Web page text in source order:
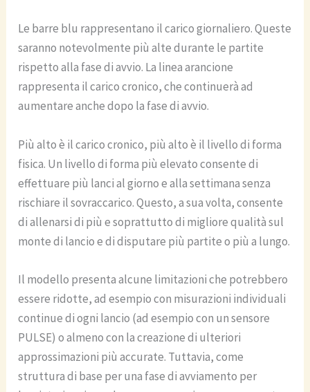
Le barre blu rappresentano il carico giornaliero. Queste
saranno notevolmente più alte durante le partite
rispetto alla fase di avvio. La linea arancione
rappresenta il carico cronico, che continuerà ad
aumentare anche dopo la fase di avvio.
Più alto è il carico cronico, più alto è il livello di forma
fisica. Un livello di forma più elevato consente di
effettuare più lanci al giorno e alla settimana senza
rischiare il sovraccarico. Questo, a sua volta, consente
di allenarsi di più e soprattutto di migliore qualità sul
monte di lancio e di disputare più partite o più a lungo.
Il modello presenta alcune limitazioni che potrebbero
essere ridotte, ad esempio con misurazioni individuali
continue di ogni lancio (ad esempio con un sensore
PULSE) o almeno con la creazione di ulteriori
approssimazioni più accurate. Tuttavia, come
struttura di base per una fase di avviamento per